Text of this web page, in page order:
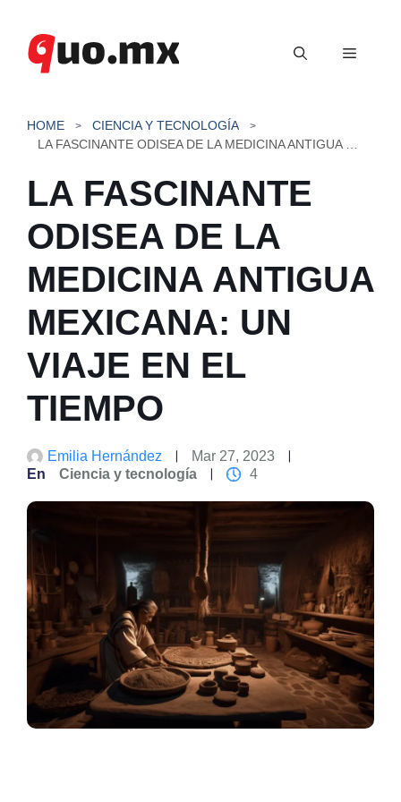
contenido
Menú
HOME
CIENCIA Y TECNOLOGÍA
LA FASCINANTE
ODISEA DE LA
MEDICINA ANTIGUA
MEXICANA: UN
VIAJE EN EL
TIEMPO
Emilia Hernández
Mar 27, 2023
En
Ciencia y tecnología 4